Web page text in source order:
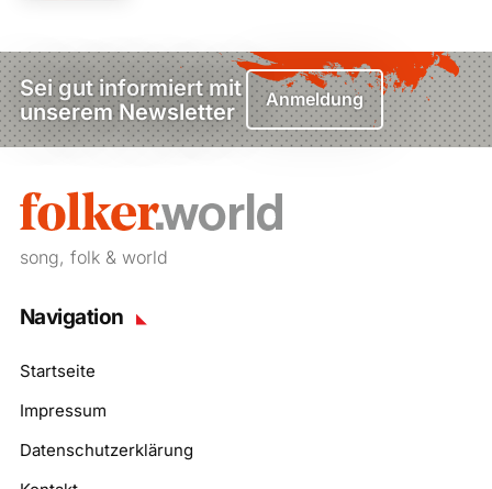
Sei gut informiert mit
unserem Newsletter
Anmeldung
song, folk & world
Navigation
Startseite
Impressum
Datenschutzerklärung